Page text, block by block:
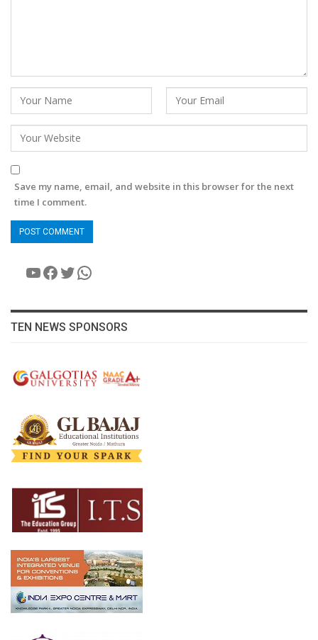
Save my name, email, and website in this browser for the next
time I comment.
YouTube
Facebook
Twitter
WhatsApp
TEN NEWS SPONSORS